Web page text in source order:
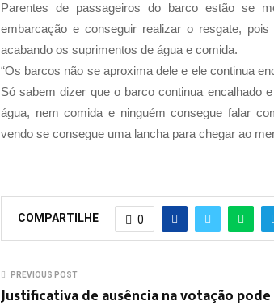
Parentes de passageiros do barco estão se
embarcação e conseguir realizar o resgate,
acabando os suprimentos de água e comida.
“Os barcos não se aproxima dele e ele continua
Só sabem dizer que o barco continua encalhado
água, nem comida e ninguém consegue falar
vendo se consegue uma lancha para chegar ao
COMPARTILHE 0
PREVIOUS POST
Justificativa de ausência na votação pode